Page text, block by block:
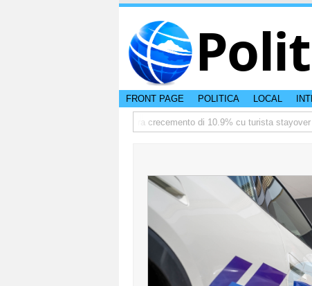
FRONT PAGE POLITICA LOCAL
TTW:Aruba ta registra crecemento di 10.9% cu turista stayover